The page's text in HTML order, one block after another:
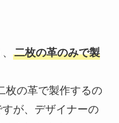
二枚の革のみで製
枚の革で製作するの
が、デザイナーの